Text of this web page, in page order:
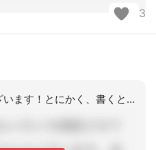
3
えんぼさん、ありがとうございます！とにかく、書くと言う事に劣等感強く書字は強要す